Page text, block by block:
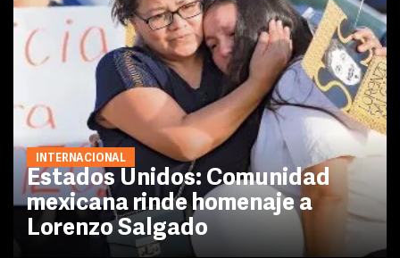
INTERNACIONAL
Estados Unidos: Comunidad
mexicana rinde homenaje a
Lorenzo Salgado